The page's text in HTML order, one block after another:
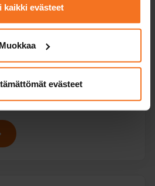
kaikki evästeet
Muokkaa
evästeet
mopolla.